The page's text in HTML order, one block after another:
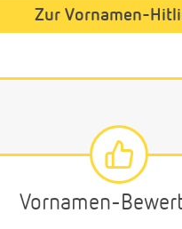
Zur Vornamen-
Vornamen-